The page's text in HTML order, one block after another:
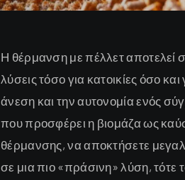
Η θέρμανση με πέλλετ αποτελεί
λύσεις τόσο για κατοικίες όσο
άνεση και την αυτονομία ενός
που προσφέρει η βιομάζα ως
θέρμανσης, να αποκτήσετε
σε μια πιο «πράσινη» λύση, τότε